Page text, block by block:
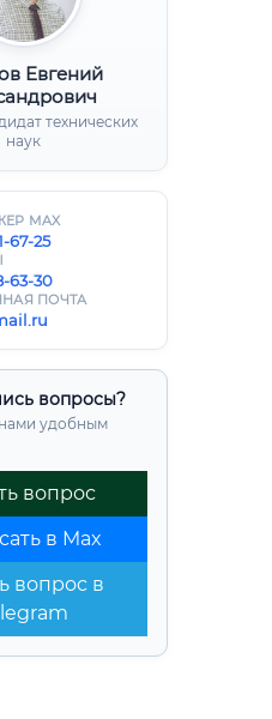
Евгений
технических
наук
MAX
67-25
63-30
ПОЧТА
вопросы?
удобным
вопрос
в Max
вопрос в